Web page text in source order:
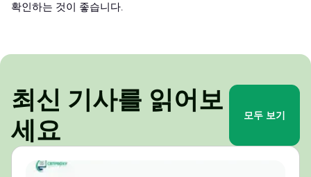
확인하는 것이 좋습니다.
최신 기사를 읽어보
세요
모두 보기